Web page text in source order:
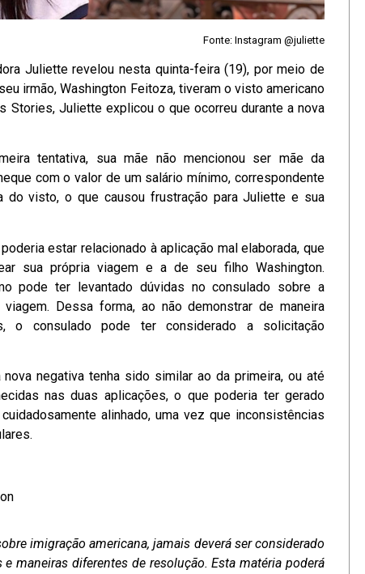
Fonte: Instagram @juliette
Juliette revelou nesta quinta-feira (19), por meio de
irmão, Washington Feitoza, tiveram o visto americano
Stories, Juliette explicou o que ocorreu durante a nova
tentativa, sua mãe não mencionou ser mãe da
com o valor de um salário mínimo, correspondente
do visto, o que causou frustração para Juliette e sua
estar relacionado à aplicação mal elaborada, que
sua própria viagem e a de seu filho Washington.
pode ter levantado dúvidas no consulado sobre a
Dessa forma, ao não demonstrar de maneira
o consulado pode ter considerado a solicitação
negativa tenha sido similar ao da primeira, ou até
nas duas aplicações, o que poderia ter gerado
alinhado, uma vez que inconsistências
imigração americana, jamais deverá ser considerado
maneiras diferentes de resolução. Esta matéria poderá